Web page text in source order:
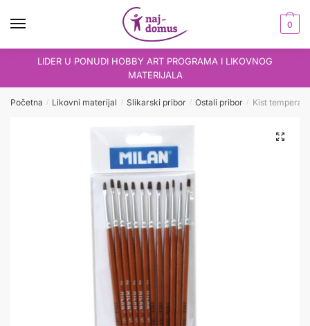
0
LIDER U PONUDI HOBBY ART PROGRAMA I LIKOVNOG
MATERIJALA
Početna / Likovni materijal / Slikarski pribor / Ostali pribor / Kist tempera